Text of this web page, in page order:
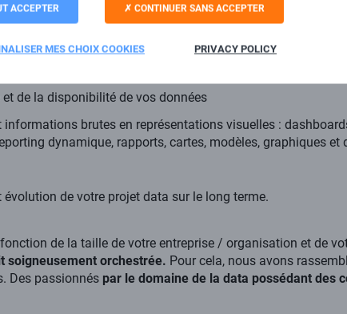
services BI les plus adaptés à vos KPI : Power BI,
Studio…
data
de la disponibilité de vos données
brutes en représentations visuelles :
dynamique, rapports, cartes, modèles, graphiques et
évolution de votre projet data sur le long terme.
de la taille de votre entreprise / organisation et de
soigneusement orchestrée. Pour cela, nous avons
Des passionnés par le domaine de la data possédant des
ACCEPTER CONTINUER SANS ACCEPTER
MES CHOIX COOKIES PRIVACY POLICY